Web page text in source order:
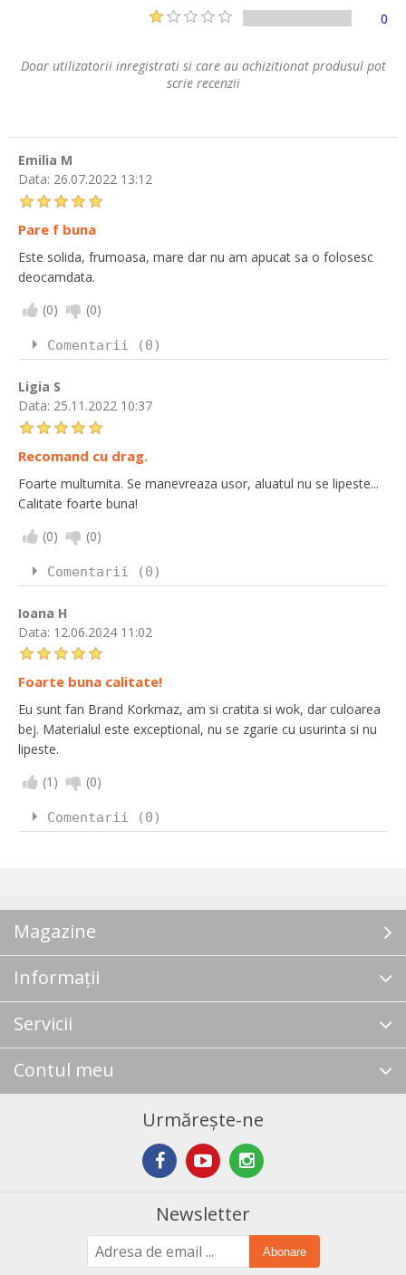
0
Doar utilizatorii inregistrati si care au achizitionat produsul pot
scrie recenzii
Emilia M
Data: 26.07.2022 13:12
Pare f buna
Este solida, frumoasa, mare dar nu am apucat sa o folosesc
deocamdata.
(0) (0)
Comentarii (0)
Ligia S
Data: 25.11.2022 10:37
Recomand cu drag.
Foarte multumita. Se manevreaza usor, aluatul nu se lipeste...
Calitate foarte buna!
(0) (0)
Comentarii (0)
Ioana H
Data: 12.06.2024 11:02
Foarte buna calitate!
Eu sunt fan Brand Korkmaz, am si cratita si wok, dar culoarea
bej. Materialul este exceptional, nu se zgarie cu usurinta si nu
lipeste.
(1 ) (0)
Comentarii (0)
Magazine
Informații
Servicii
Contul meu
Urmărește-ne
Newsletter
Abonare